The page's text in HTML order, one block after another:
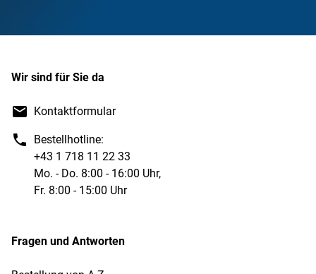
Wir sind für Sie da
Kontaktformular
Bestellhotline:
+43 1 718 11 22 33
Mo. - Do. 8:00 - 16:00 Uhr,
Fr. 8:00 - 15:00 Uhr
Fragen und Antworten